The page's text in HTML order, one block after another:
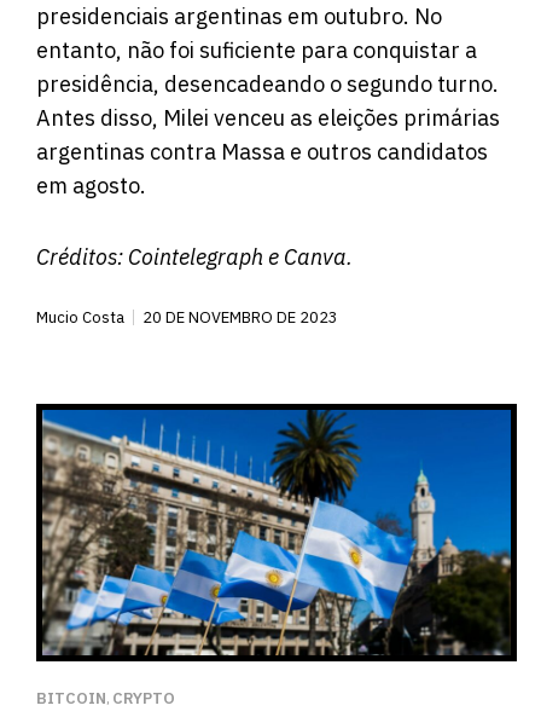
presidenciais argentinas em outubro. No
entanto, não foi suficiente para conquistar a
presidência, desencadeando o segundo turno.
Antes disso, Milei venceu as eleições primárias
argentinas contra Massa e outros candidatos
em agosto.
Créditos: Cointelegraph e Canva.
Mucio Costa 20 DE NOVEMBRO DE 2023
BITCOIN, CRYPTO